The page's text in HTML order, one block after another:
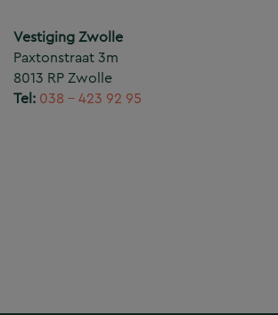
Vestiging Zwolle
Paxtonstraat 3m
8013 RP Zwolle
Tel: 038 – 423 92 95